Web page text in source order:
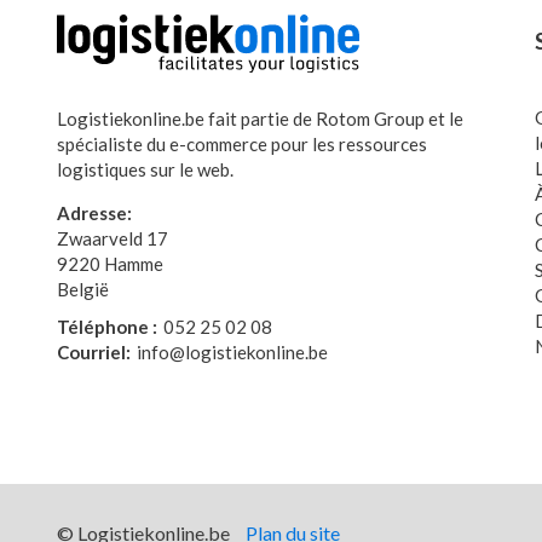
Logistiekonline.be fait partie de Rotom Group et le
spécialiste du e-commerce pour les ressources
logistiques sur le web.
Adresse:
Zwaarveld 17
9220 Hamme
België
Téléphone : 052 25 02 08
Courriel: info@logistiekonline.be
© Logistiekonline.be Plan du site